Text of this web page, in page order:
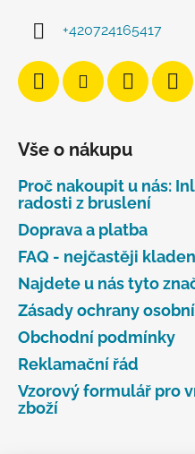
+420724165417
Vše o nákupu
Proč nakoupit u nás:
radosti z bruslení
Doprava a platba
FAQ - nejčastěji
Najdete u nás tyto
Zásady ochrany
Obchodní podmínky
Reklamační řád
Vzorový formulář pro
zboží